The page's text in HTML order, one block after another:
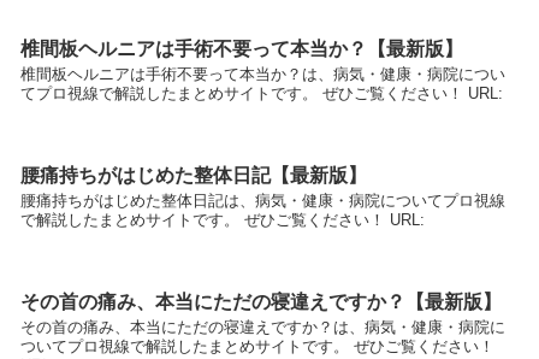
椎間板ヘルニアは手術不要って本当か？【最新版】
椎間板ヘルニアは手術不要って本当か？は、病気・健康・病院につい
てプロ視線で解説したまとめサイトです。 ぜひご覧ください！ URL:
腰痛持ちがはじめた整体日記【最新版】
腰痛持ちがはじめた整体日記は、病気・健康・病院についてプロ視線
で解説したまとめサイトです。 ぜひご覧ください！ URL:
その首の痛み、本当にただの寝違えですか？【最新版】
その首の痛み、本当にただの寝違えですか？は、病気・健康・病院に
ついてプロ視線で解説したまとめサイトです。 ぜひご覧ください！